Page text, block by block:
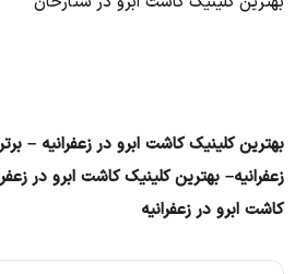
بهترین کلینیک کاشت ابرو در زعفرانیه –
زعفرانیه– بهترین کلینیک کاشت ابرو در
کاشت ابرو در زعفرانیه